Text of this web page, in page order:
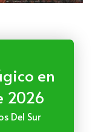
en
2026
Del Sur